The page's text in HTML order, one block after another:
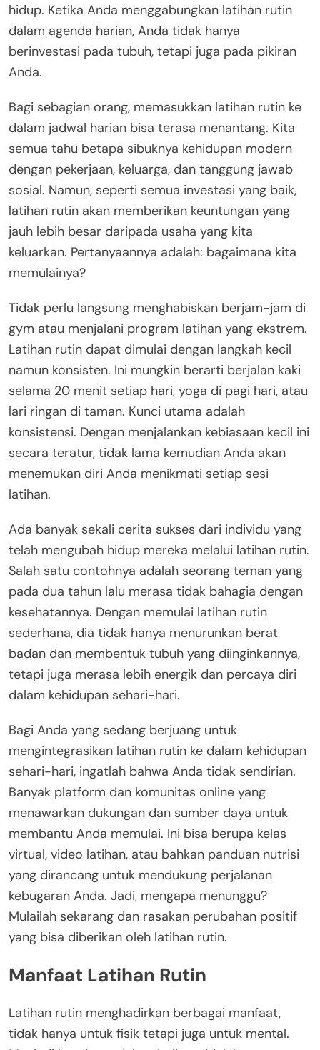
hidup. Ketika Anda menggabungkan latihan rutin
dalam agenda harian, Anda tidak hanya
berinvestasi pada tubuh, tetapi juga pada pikiran
Anda.
Bagi sebagian orang, memasukkan latihan rutin ke
dalam jadwal harian bisa terasa menantang. Kita
semua tahu betapa sibuknya kehidupan modern
dengan pekerjaan, keluarga, dan tanggung jawab
sosial. Namun, seperti semua investasi yang baik,
latihan rutin akan memberikan keuntungan yang
jauh lebih besar daripada usaha yang kita
keluarkan. Pertanyaannya adalah: bagaimana kita
memulainya?
Tidak perlu langsung menghabiskan berjam-jam di
gym atau menjalani program latihan yang ekstrem.
Latihan rutin dapat dimulai dengan langkah kecil
namun konsisten. Ini mungkin berarti berjalan kaki
selama 20 menit setiap hari, yoga di pagi hari, atau
lari ringan di taman. Kunci utama adalah
konsistensi. Dengan menjalankan kebiasaan kecil ini
secara teratur, tidak lama kemudian Anda akan
menemukan diri Anda menikmati setiap sesi
latihan.
Ada banyak sekali cerita sukses dari individu yang
telah mengubah hidup mereka melalui latihan rutin.
Salah satu contohnya adalah seorang teman yang
pada dua tahun lalu merasa tidak bahagia dengan
kesehatannya. Dengan memulai latihan rutin
sederhana, dia tidak hanya menurunkan berat
badan dan membentuk tubuh yang diinginkannya,
tetapi juga merasa lebih energik dan percaya diri
dalam kehidupan sehari-hari.
Bagi Anda yang sedang berjuang untuk
mengintegrasikan latihan rutin ke dalam kehidupan
sehari-hari, ingatlah bahwa Anda tidak sendirian.
Banyak platform dan komunitas online yang
menawarkan dukungan dan sumber daya untuk
membantu Anda memulai. Ini bisa berupa kelas
virtual, video latihan, atau bahkan panduan nutrisi
yang dirancang untuk mendukung perjalanan
kebugaran Anda. Jadi, mengapa menunggu?
Mulailah sekarang dan rasakan perubahan positif
yang bisa diberikan oleh latihan rutin.
Manfaat Latihan Rutin
Latihan rutin menghadirkan berbagai manfaat,
tidak hanya untuk fisik tetapi juga untuk mental.